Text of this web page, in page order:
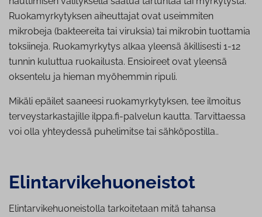
Ruokamyrkytyksen aiheuttajat ovat useimmiten
mikrobeja (bakteereita tai viruksia) tai mikrobin tuottamia
toksiineja. Ruokamyrkytys alkaa yleensä äkillisesti 1-12
tunnin kuluttua ruokailusta. Ensioireet ovat yleensä
oksentelu ja hieman myöhemmin ripuli.
Mikäli epäilet saaneesi ruokamyrkytyksen, tee ilmoitus
terveystarkastajille ilppa.fi-palvelun kautta. Tarvittaessa
voi olla yhteydessä puhelimitse tai sähköpostilla..
Elin­tar­vi­ke­huo­neis­tot
Elintarvikehuoneistolla tarkoitetaan mitä tahansa